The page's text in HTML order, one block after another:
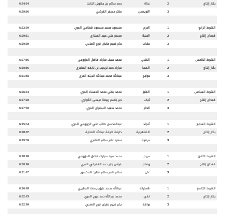
بكار إنتاج
2 غناة حمد سالم بن جهويل النابت
6:24:94
3
النويعس مذكر مسفر القرشي 6:29:86
الشوط الرابع 1 الحزم مسعود محمد مسعود قطامي المري
6:23:70
قعدان إنتاج
2 الجنية مسفر علي عبيد السناري
6:29:81
3
عقاب جابر خجيم عايض فرج العذبي 6:30:39
الشوط الخامس 1 الظبي محمد سيف مبارك فاضل المزروعي
6:27:86
بكار إنتاج
2 المها مبارك حمد تريحيب بن نايفه الهاجري
6:30:86
3
جوايح عبدالله محمد عبدالله انديله المري 6:31:58
الشوط السادس 1 الفايز محمد بطي محمد الحسناء المري
6:26:34
قعدان إنتاج
2 كيف جبر جاسم ربيعة عيسى الكواري
6:27:20
3
الحذر محمد سعيد السفران المري 6:27:50
الشوط السابع 1 أمجاد عبدالمحسن طالب علي الجربوعي المري
6:25:04
بكار إنتاج
2 الشاهينية خليفة خليفة عبدالله العطية
6:28:42
3
مرضية سعيد عامر سالم العامري 6:29:56
الشوط الثامن 1 مروح محمد سيف مبارك فاضل المزروعي
6:28:70
قعدان إنتاج
2 وضاح فراس جابر حمد الغفراني المري
6:30:76
3
غاير سالم ناصر سالم فهيد المكسور 6:31:47
الشوط التاسع 1 هملولة عبدالله محمد عتيق جمعة المهيري
6:26:48
بكار إنتاج
2 نقى محمد عبدالله حمد عريج المري
6:32:43
3
براقة جابر خجيم عايض فرج العذبي 6:32:70